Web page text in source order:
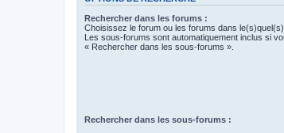
Rechercher dans les forums :
Choisissez le forum ou les forums dans
Les sous-forums sont automatiquement inclus si
« Rechercher dans les sous-forums ».
Rechercher dans les sous-forums :